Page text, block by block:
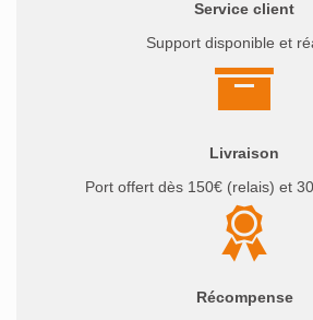
Service client
Support disponible et
Livraison
Port offert dès 150€ (relais) et
Récompense